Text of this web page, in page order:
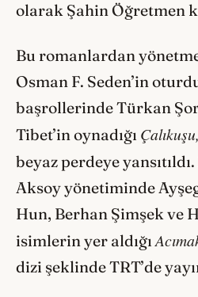
olarak Şahin Öğretmen
Bu romanlardan
Osman F. Seden’in
başrollerinde Türkan
Tibet’in oynadığı Çalıkuşu,
beyaz perdeye yansıtıldı.
Aksoy yönetiminde
Hun, Berhan Şimşek ve
isimlerin yer aldığı
dizi şeklinde TRT’de